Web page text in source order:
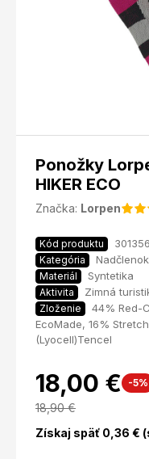
Ponožky
HIKER ECO
Značka: Lorpen
Kód produktu
Kategória Nadčlenok
Materiál Syntetika
Aktivita Zimná
Zloženie
44% Red-
EcoMade, 16%
(Lyocell)Tencel
18,00 € -5%
18,90€
Získaj späť 0,36 €